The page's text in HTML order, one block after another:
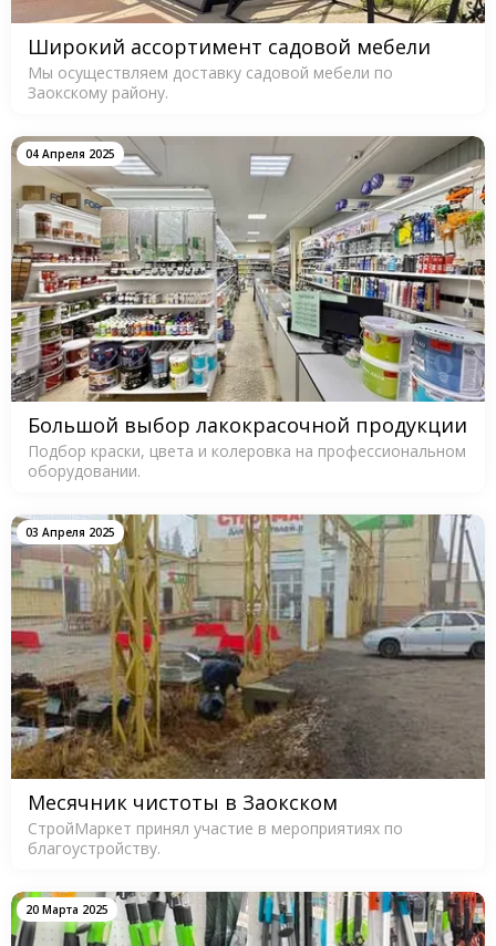
Широкий ассортимент садовой мебели
Мы осуществляем доставку садовой мебели по
Заокскому району.
04 Апреля 2025
Большой выбор лакокрасочной продукции
Подбор краски, цвета и колеровка на профессиональном
оборудовании.
03 Апреля 2025
Месячник чистоты в Заокском
СтройМаркет принял участие в мероприятиях по
благоустройству.
20 Марта 2025